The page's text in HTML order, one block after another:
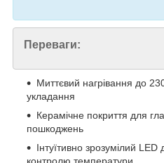
Переваги:
Миттєвий нагрівання до
укладання
Керамічне покриття для
пошкоджень
Інтуїтивно зрозумілий